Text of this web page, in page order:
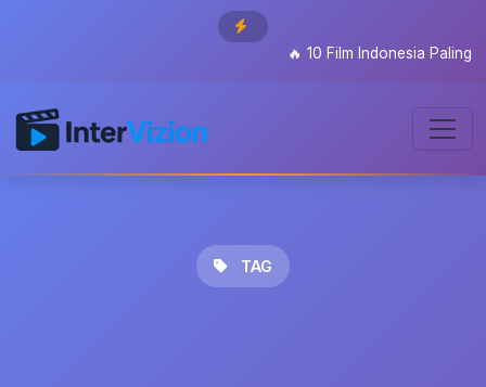
10 Film Indonesia Paling
TAG